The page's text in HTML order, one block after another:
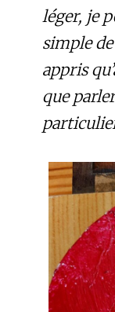
léger, je
simple
appris
que